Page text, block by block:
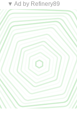
▼ Ad by Refinery89